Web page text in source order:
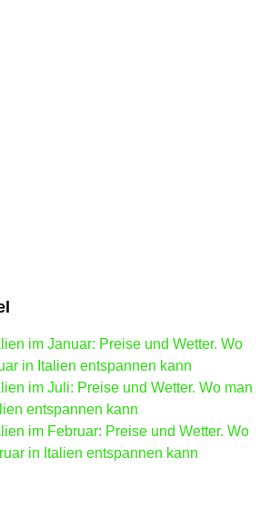
im Januar: Preise und Wetter. Wo
in Italien entspannen kann
im Juli: Preise und Wetter. Wo man
entspannen kann
im Februar: Preise und Wetter. Wo
in Italien entspannen kann